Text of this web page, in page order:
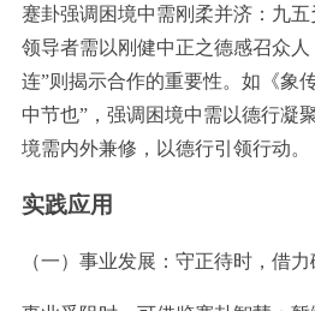
蹇卦强调困境中需刚柔并济：九五
领导者需以刚健中正之德感召众
连”则揭示合作的重要性。如《象
中节也”，强调困境中需以德行凝
境需内外兼修，以德行引领行动。
实践应用
（一）事业发展：守正待时，借力